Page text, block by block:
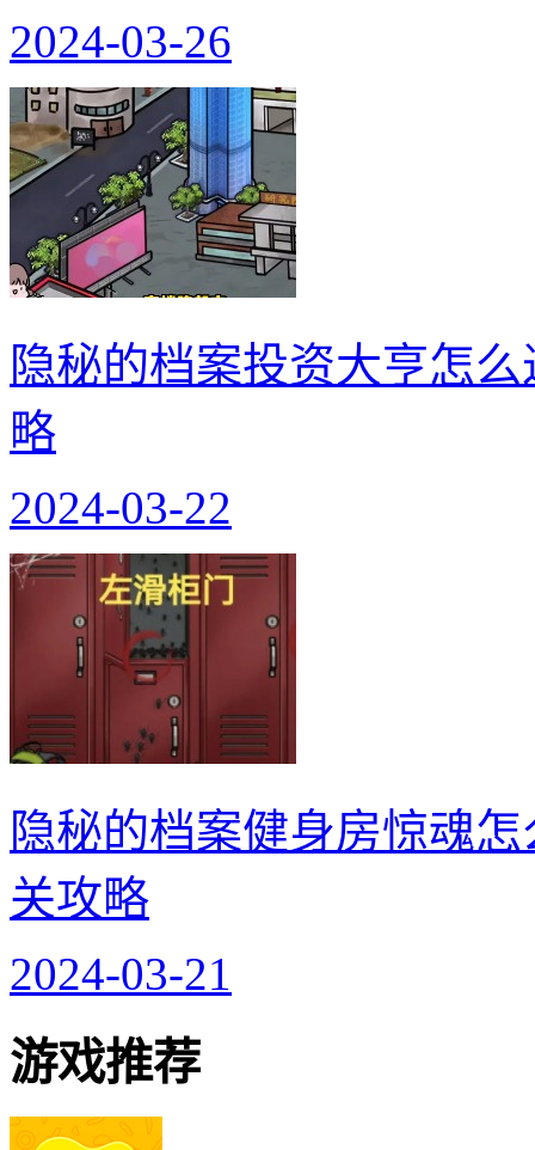
2024-03-26
隐秘的档案投资大亨怎
略
2024-03-22
隐秘的档案健身房惊魂
关攻略
2024-03-21
游戏推荐